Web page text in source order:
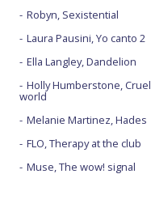
Robyn, Sexistential
Laura Pausini, Yo canto 2
Ella Langley, Dandelion
Holly Humberstone, Cruel
world
Melanie Martinez, Hades
FLO, Therapy at the club
Muse, The wow! signal